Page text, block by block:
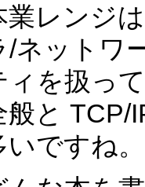
業レンジ
/ネットワ
ィを扱っ
般と TCP/
いですね。